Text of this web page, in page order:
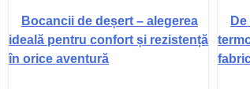
Bocancii de deșert – alegerea
ideală pentru confort și rezistență
în orice aventură